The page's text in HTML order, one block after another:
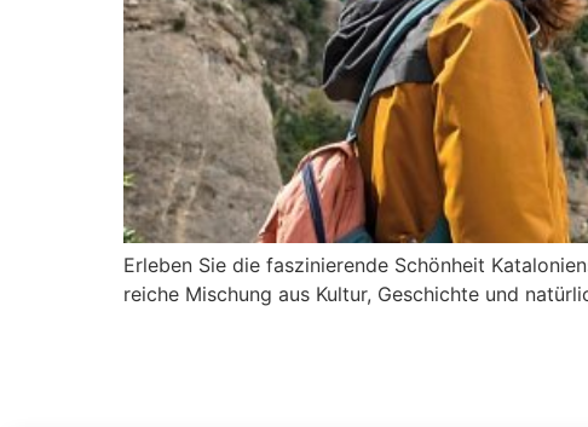
Erleben Sie die faszinierende Schönheit
reiche Mischung aus Kultur, Geschichte und